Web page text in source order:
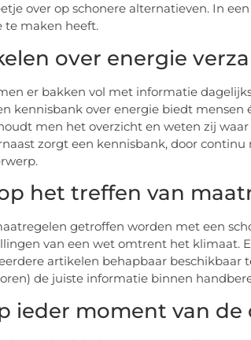
over op schonere alternatieven. In een
te maken heeft.
over energie
er bakken vol met informatie
kennisbank over energie biedt
men het overzicht en weten zij
zorgt een kennisbank, door
het treffen van
getroffen worden met een
van een wet omtrent het klimaat.
artikelen behapbaar beschikbaar
de juiste informatie binnen
ieder moment van de